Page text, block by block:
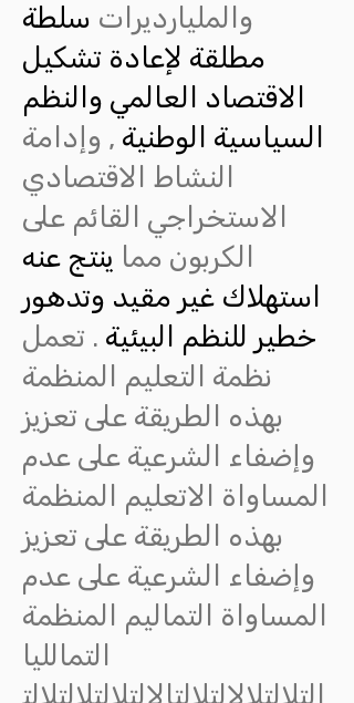
والمليارديرات سلطة
مطلقة لإعادة تشكيل
الاقتصاد العالمي والنظم
السياسية الوطنية , وإدامة
النشاط الاقتصادي
الاستخراجي القائم على
الكربون مما ينتج عنه
استهلاك غير مقيد وتدهور
خطير للنظم البيئية . تعمل
نظمة التعليم المنظمة
بهذه الطريقة على تعزيز
وإضفاء الشرعية على عدم
المساواة الاتعليم المنظمة
بهذه الطريقة على تعزيز
وإضفاء الشرعية على عدم
المساواة التماليم المنظمة
التمالليا
التلالتلالالتلالتالالتلالتلالتلالت